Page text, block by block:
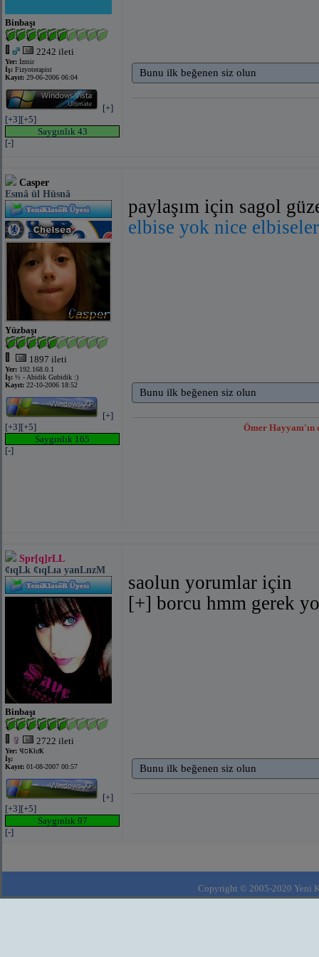
Binbaşı
2242 ileti
Yer: İzmir
İş: Fizyoterapist
Kayıt: 29-06-2006 06:04
[+]
[+3][+5]
Saygınlık 43
[-]
Bunu ilk beğenen siz olun
Casper
Esmâ ül Hüsnâ
Yüzbaşı
1897 ileti
Yer: 192.168.0.1
İş: ½ - Abidik Gubidik :)
Kayıt: 22-10-2006 18:52
[+]
[+3][+5]
Saygınlık 165
[-]
paylaşım için sagol
elbise yok nice
Bunu ilk beğenen siz olun
Ömer Hayyam'ın
Spr[q]rLL
¢ıqLk ¢ıqLıa yanLnzM
Binbaşı
2722 ileti
Yer:
ҸסҜłưҜ
İş:
Kayıt: 01-08-2007 00:57
[+]
[+3][+5]
Saygınlık 97
[-]
saolun yorumlar için
[+] borcu hmm gerek
Bunu ilk beğenen siz olun
Copyright © 2005-2020 Yeni